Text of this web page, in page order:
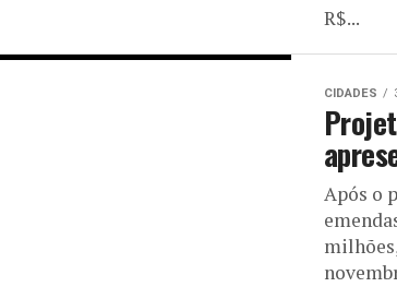
R$...
CIDADES
Após o